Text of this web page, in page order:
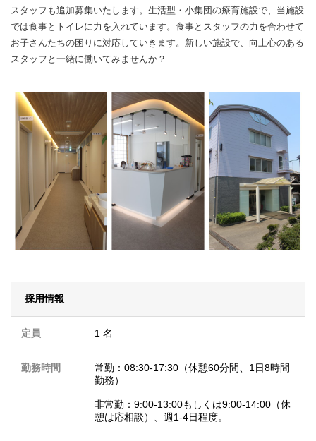
スタッフも追加募集いたします。生活型・小集団の療育施設で、当施設
では食事とトイレに力を入れています。食事とスタッフの力を合わせて
お子さんたちの困りに対応していきます。新しい施設で、向上心のある
スタッフと一緒に働いてみませんか？
採用情報
定員 1 名
勤務時間
常勤：08:30-17:30（休憩60分間、1日8時間
勤務）
非常勤：9:00-13:00もしくは9:00-14:00（休
憩は応相談）、週1-4日程度。